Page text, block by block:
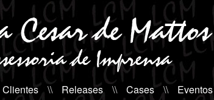
Clientes \\ Releases \\ Cases \\ Eventos